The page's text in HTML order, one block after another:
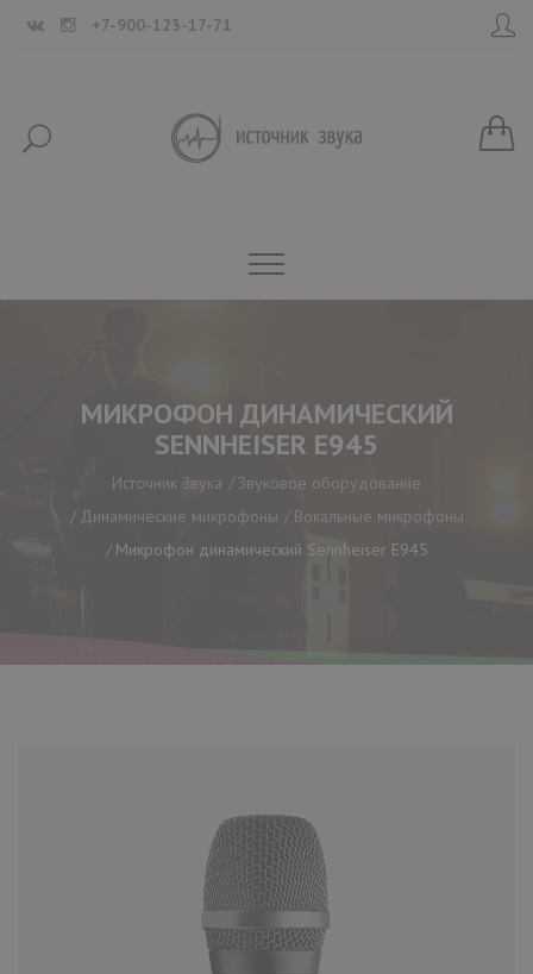
+7-900-123-17-71
МИКРОФОН ДИНАМИЧЕСКИЙ
SENNHEISER E945
Источник Звука
Звуковое оборудование
Динамические микрофоны
Вокальные микрофоны
Микрофон динамический Sennheiser E945